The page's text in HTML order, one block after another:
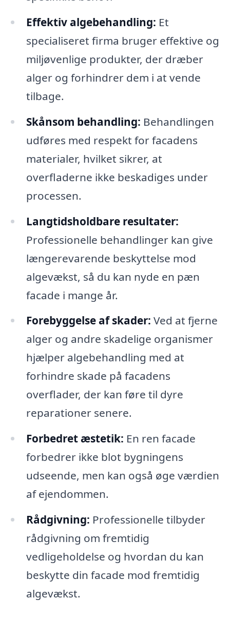
Effektiv algebehandling: Et
specialiseret firma bruger effektive og
miljøvenlige produkter, der dræber
alger og forhindrer dem i at vende
tilbage.
Skånsom behandling: Behandlingen
udføres med respekt for facadens
materialer, hvilket sikrer, at
overfladerne ikke beskadiges under
processen.
Langtidsholdbare resultater:
Professionelle behandlinger kan give
længerevarende beskyttelse mod
algevækst, så du kan nyde en pæn
facade i mange år.
Forebyggelse af skader: Ved at fjerne
alger og andre skadelige organismer
hjælper algebehandling med at
forhindre skade på facadens
overflader, der kan føre til dyre
reparationer senere.
Forbedret æstetik: En ren facade
forbedrer ikke blot bygningens
udseende, men kan også øge værdien
af ejendommen.
Rådgivning: Professionelle tilbyder
rådgivning om fremtidig
vedligeholdelse og hvordan du kan
beskytte din facade mod fremtidig
algevækst.